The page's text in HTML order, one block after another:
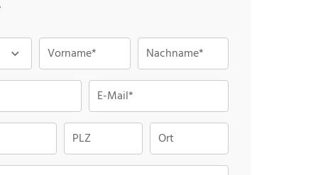
Vorname* Nachname*
E-Mail*
PLZ Ort